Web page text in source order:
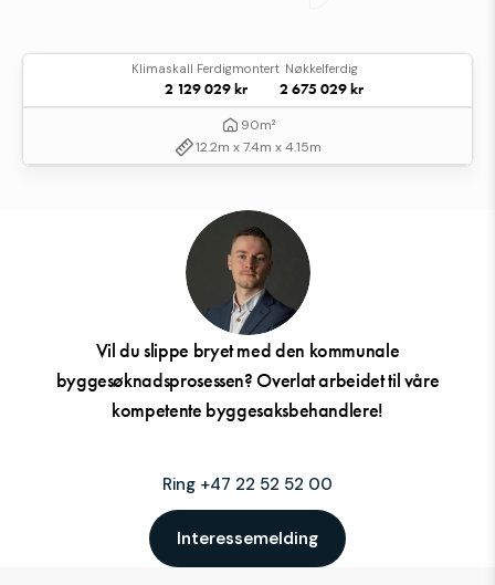
Klimaskall Ferdigmontert
2 129 029 kr
Nøkkelferdig
2 675 029 kr
90m²
12.2m x 7.4m x 4.15m
Vil du slippe bryet med den kommunale
byggesøknadsprosessen? Overlat arbeidet til våre
kompetente byggesaksbehandlere!
Ring +47 22 52 52 00
Interessemelding